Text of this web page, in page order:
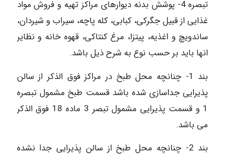
تبصره 4- پوشش بدنه دیوارهای مراکز تهیه و فروش مواد
غذایی از قبیل جگرکی، کبابی، کله پاچه، سیراب و شیردان،
ساندویچ و اغذیه، پیتزا، مرغ کنتاکی، قهوه خانه و نظایر
انها باید بر حسب نوع به شرح ذیل باشد.
بند 1- چنانچه محل طبخ در مراکز فوق الذکر از سالن
پذیرایی جداسازی شده باشد قسمت طبخ مشمول تبصره
1 و قسمت پذیرایی مشمول تبصر 3 ماده 18 فوق الذکر
می باشد.
بند 2- چنانچه محل طبخ از سالن پذیرایی جدا نشده